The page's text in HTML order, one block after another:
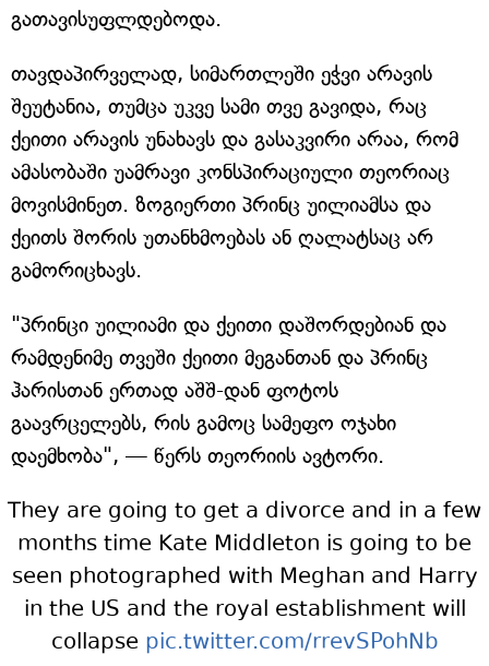
გათავისუფლდებოდა.
თავდაპირველად, სიმართლეში ეჭვი არავის
შეუტანია, თუმცა უკვე სამი თვე გავიდა, რაც
ქეითი არავის უნახავს და გასაკვირი არაა, რომ
ამასობაში უამრავი კონსპირაციული თეორიაც
მოვისმინეთ. ზოგიერთი პრინც უილიამსა და
ქეითს შორის უთანხმოებას ან ღალატსაც არ
გამორიცხავს.
"პრინცი უილიამი და ქეითი დაშორდებიან და
რამდენიმე თვეში ქეითი მეგანთან და პრინც
ჰარისთან ერთად აშშ-დან ფოტოს
გაავრცელებს, რის გამოც სამეფო ოჯახი
დაემხობა", — წერს თეორიის ავტორი.
They are going to get a divorce and in a few
months time Kate Middleton is going to be
seen photographed with Meghan and Harry
in the US and the royal establishment will
collapse pic.twitter.com/rrevSPohNb